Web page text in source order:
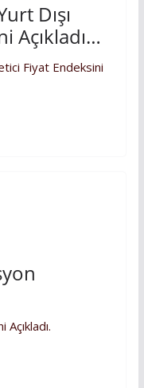
Dışı
Açıkladı…
Fiyat Endeksini